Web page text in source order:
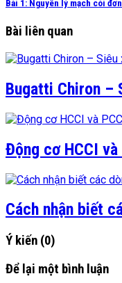
Bài 1: Nguyên lý mạch còi
Bài liên quan
Bugatti Chiron –
Động cơ HCCI và
Cách nhận biết
Ý kiến (0)
Để lại một bình luận